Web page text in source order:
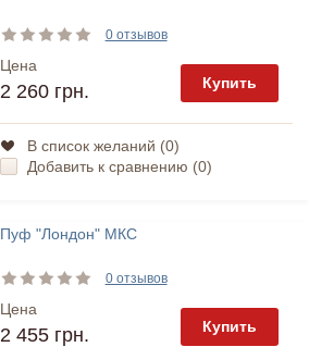
0 отзывов
Цена
2 260 грн. Купить
В список желаний (0)
Добавить к сравнению (0)
Пуф "Лондон" МКС
0 отзывов
Цена
2 455 грн. Купить